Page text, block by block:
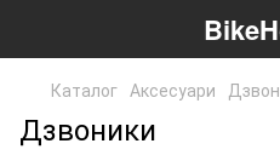
Каталог Аксесуари
Дзвоники